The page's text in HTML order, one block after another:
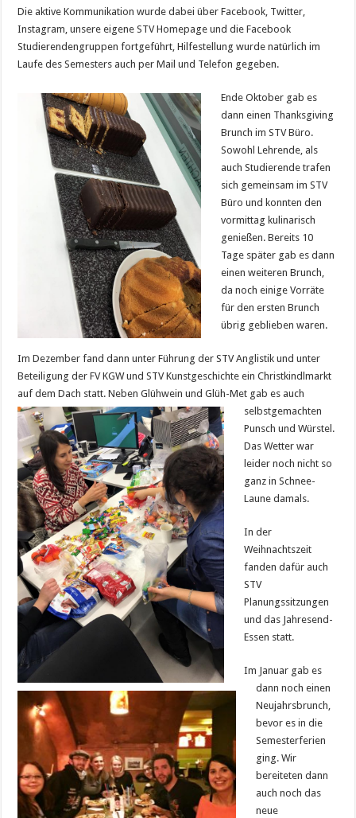
Die aktive Kommunikation wurde dabei über Facebook, Twitter,
Instagram, unsere eigene STV Homepage und die Facebook
Studierendengruppen fortgeführt, Hilfestellung wurde natürlich im
Laufe des Semesters auch per Mail und Telefon gegeben.
Ende Oktober gab es
dann einen Thanksgiving
Brunch im STV Büro.
Sowohl Lehrende, als
auch Studierende trafen
sich gemeinsam im STV
Büro und konnten den
vormittag kulinarisch
genießen. Bereits 10
Tage später gab es dann
einen weiteren Brunch,
da noch einige Vorräte
für den ersten Brunch
übrig geblieben waren.
Im Dezember fand dann unter Führung der STV Anglistik und unter
Beteiligung der FV KGW und STV Kunstgeschichte ein Christkindlmarkt
auf dem Dach statt. NebenGlühwein und Glüh-Met gab es auch
selbstgemachten
Punsch und Würstel.
Das Wetter war
leider noch nicht so
ganz in Schnee-
Laune damals.
In der
Weihnachtszeit
fanden dafür auch
STV
Planungssitzungen
und das Jahresend-
Essen statt.
Im Januar gab es
dann noch einen
Neujahrsbrunch,
bevor es in die
Semesterferien
ging. Wir
bereiteten dann
auch noch das
neue